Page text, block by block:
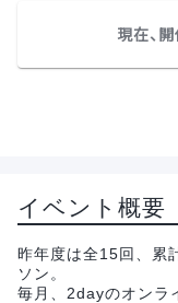
現在、
イベント概要
昨年度は全15回、累
ソン。
毎月、2dayのオンラ